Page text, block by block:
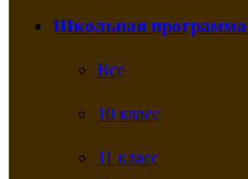
Школьная программа
Все
10 класс
11 класс